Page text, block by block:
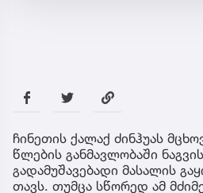
ჩინეთის ქალაქ ძინჰუას
წლების განმავლობაში
გადამუშავებადი მასალის
თავს. თუმცა სწორედ ამ